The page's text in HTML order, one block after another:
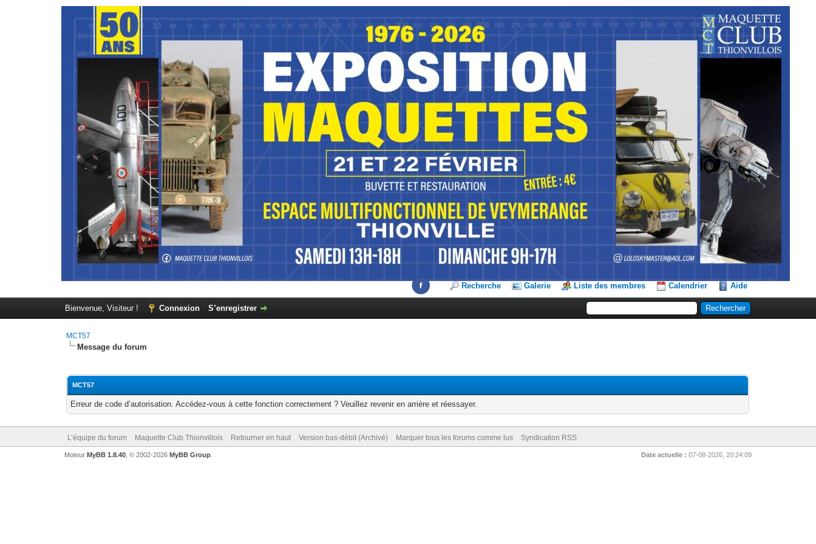
Recherche Galerie Liste des membres Calendrier Aide
Bienvenue, Visiteur ! Connexion S’enregistrer
MCT57
Message du forum
MCT57
Erreur de code d’autorisation. Accédez-vous à cette fonction correctement ? Veuillez revenir en arrière et réessayer.
L’équipe du forum Maquette Club Thionvillois Retourner en haut Version bas-débit (Archivé) Marquer tous les forums comme lus Syndication RSS
Date actuelle : 07-08-2026, 20:24:09
Moteur MyBB 1.8.40, © 2002-2026 MyBB Group.